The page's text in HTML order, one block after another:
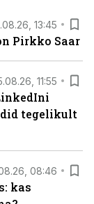
13:45
Pirkko Saar
11:55
tegelikult
08:46
kas